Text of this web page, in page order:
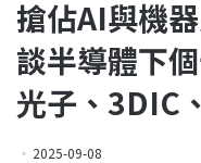
搶佔AI與機
談半導體下
光子、3DIC
2025-09-08